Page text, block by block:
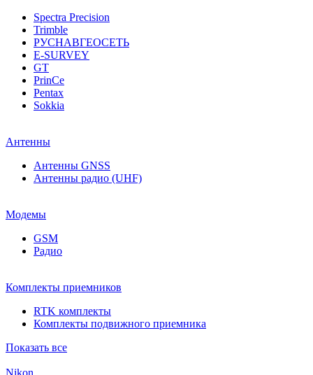
Spectra Precision
Trimble
РУСНАВГЕОСЕТЬ
E-SURVEY
GT
PrinCe
Pentax
Sokkia
Антенны
Антенны GNSS
Антенны радио (UHF)
Модемы
GSM
Радио
Комплекты приемников
RTK комплекты
Комплекты подвижного приемника
Показать все
Nikon